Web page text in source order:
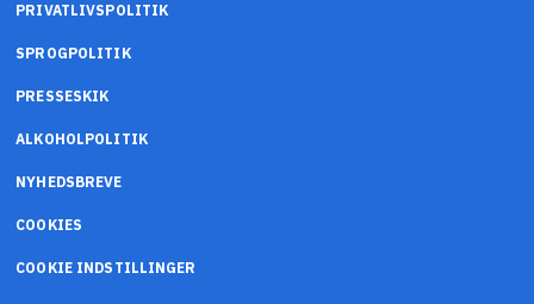
PRIVATLIVSPOLITIK
SPROGPOLITIK
PRESSESKIK
ALKOHOLPOLITIK
NYHEDSBREVE
COOKIES
COOKIE INDSTILLINGER